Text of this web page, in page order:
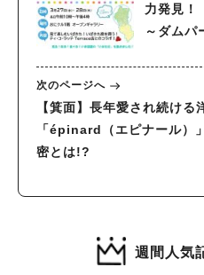
力発見！
～ダムパ
次のページへ
【箕面】長年愛され続ける
「épinard（エピナール）
密とは!?
週間人気